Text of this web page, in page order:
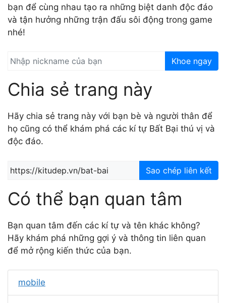
bạn để cùng nhau tạo ra những biệt danh độc đáo
và tận hưởng những trận đấu sôi động trong game
nhé!
Khoe ngay
Chia sẻ trang này
Hãy chia sẻ trang này với bạn bè và người thân để
họ cũng có thể khám phá các kí tự Bất Bại thú vị và
độc đáo.
Sao chép liên kết
Có thể bạn quan tâm
Bạn quan tâm đến các kí tự và tên khác không?
Hãy khám phá những gợi ý và thông tin liên quan
để mở rộng kiến thức của bạn.
mobile